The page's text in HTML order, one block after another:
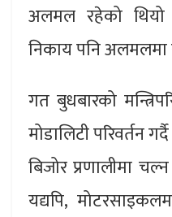
अलमल रहेको थियो
निकाय पनि अलमलमा
गत बुधबारको
मोडालिटी परिवर्तन
बिजोर प्रणालीमा
यद्यपि,